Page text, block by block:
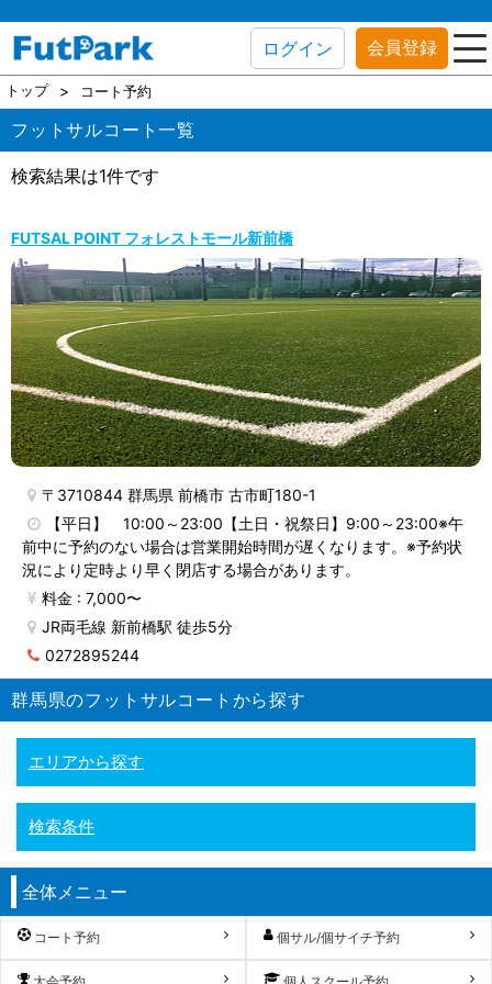
ログイン 会員登録
トップ コート予約
フットサルコート一覧
検索結果は1件です
FUTSAL POINT フォレストモール新前橋
〒3710844 群馬県 前橋市 古市町180-1
【平日】 10:00～23:00【土日・祝祭日】9:00～23:00※午
前中に予約のない場合は営業開始時間が遅くなります。※予約状
況により定時より早く閉店する場合があります。
料金 : 7,000〜
JR両毛線 新前橋駅 徒歩5分
0272895244
群馬県のフットサルコートから探す
エリアから探す
検索条件
全体メニュー
コート予約 個サル/個サイチ予約